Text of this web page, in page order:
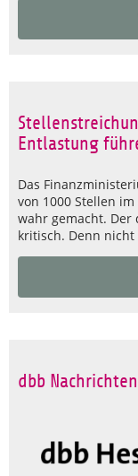
Entlastung
Das
von 1000 Stellen
wahr gemacht. Der
kritisch. Denn
dbb